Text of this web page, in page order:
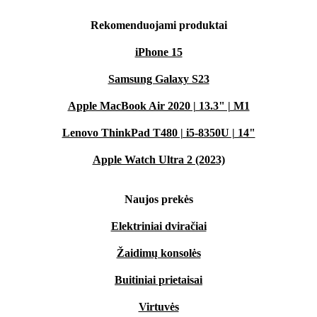
Rekomenduojami produktai
iPhone 15
Samsung Galaxy S23
Apple MacBook Air 2020 | 13.3" | M1
Lenovo ThinkPad T480 | i5-8350U | 14"
Apple Watch Ultra 2 (2023)
Naujos prekės
Elektriniai dviračiai
Žaidimų konsolės
Buitiniai prietaisai
Virtuvės